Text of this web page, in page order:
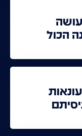
הכול